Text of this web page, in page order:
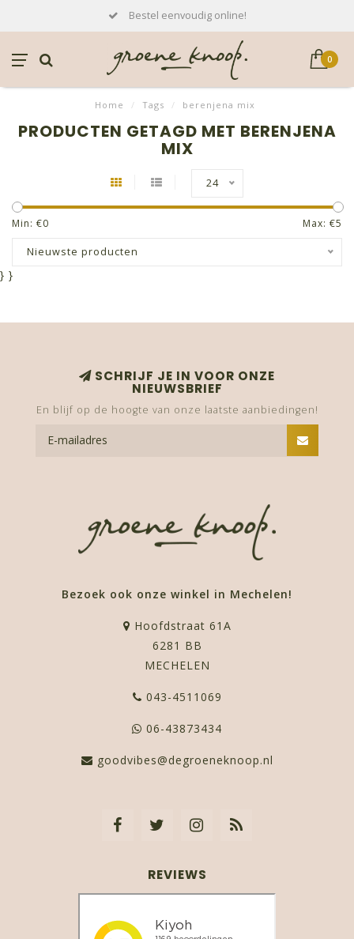
Bestel eenvoudig online!
0
Home / Tags / berenjena mix
PRODUCTEN GETAGD MET BERENJENA
MIX
24
Min: €0 Max: €5
Nieuwste producten
} }
SCHRIJF JE IN VOOR ONZE
NIEUWSBRIEF
En blijf op de hoogte van onze laatste aanbiedingen!
Bezoek ook onze winkel in Mechelen!
Hoofdstraat 61A
6281 BB
MECHELEN
043-4511069
06-43873434
goodvibes@degroeneknoop.nl
REVIEWS